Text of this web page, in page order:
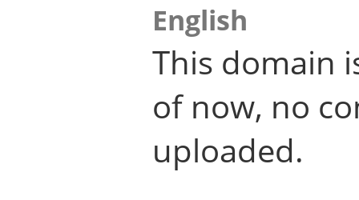
English
This domain
of now, no
uploaded.